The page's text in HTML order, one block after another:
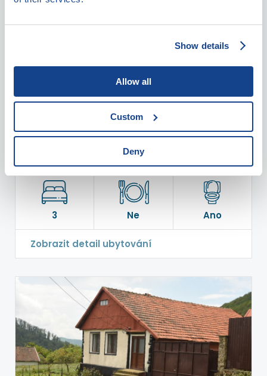
Show details
Allow all
Custom
Deny
Bígr
Ubytování v muzeu
3 Ne Ano
Zobrazit detail ubytování